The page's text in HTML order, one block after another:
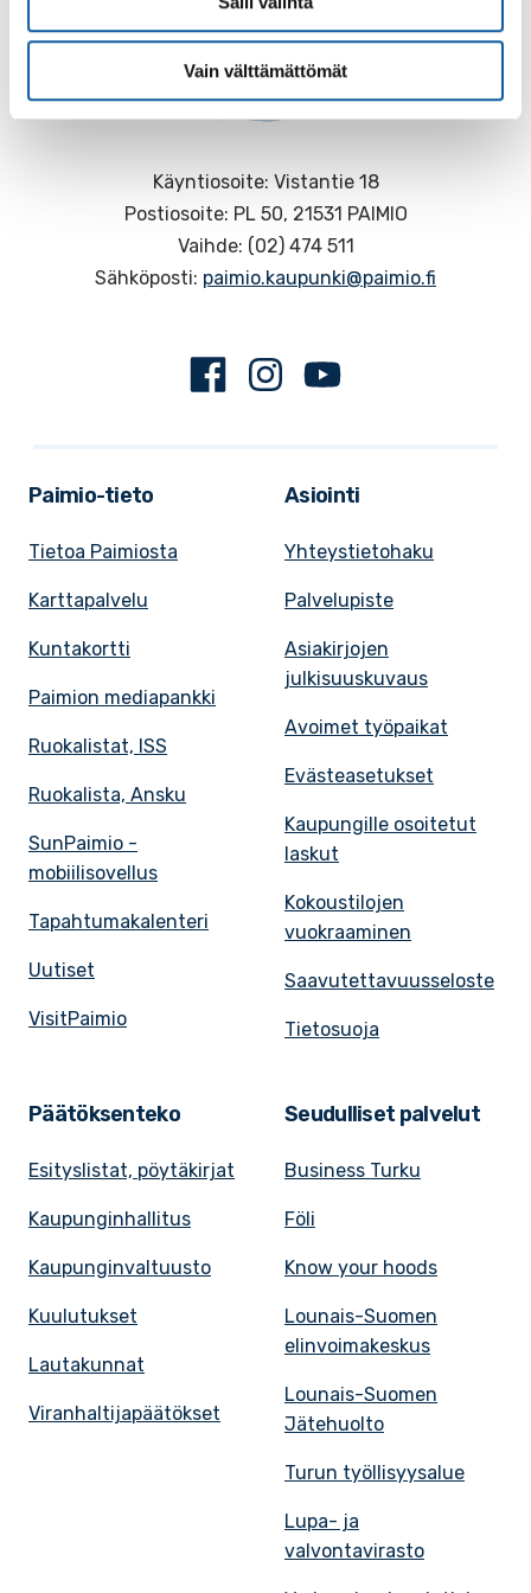
Vain välttämättömät
Käyntiosoite: Vistantie 18
Postiosoite: PL 50, 21531 PAIMIO
Vaihde: (02) 474 511
Sähköposti: paimio.kaupunki@paimio.fi
FacebookInstagram
Paimio-tieto
Tietoa Paimiosta
Karttapalvelu
Kuntakortti
Paimion mediapankki
Ruokalistat, ISS
Ruokalista, Ansku
SunPaimio -
mobiilisovellus
Tapahtumakalenteri
Uutiset
VisitPaimio
Asiointi
Yhteystietohaku
Palvelupiste
Asiakirjojen
julkisuuskuvaus
Avoimet työpaikat
Evästeasetukset
Kaupungille osoitetut
laskut
Kokoustilojen
vuokraaminen
Saavutettavuusseloste
Tietosuoja
Päätöksenteko
Esityslistat, pöytäkirjat
Kaupunginhallitus
Kaupunginvaltuusto
Kuulutukset
Lautakunnat
Viranhaltijapäätökset
Seudulliset palvelut
Business Turku
Föli
Know your hoods
Lounais-Suomen
elinvoimakeskus
Lounais-Suomen
Jätehuolto
Turun työllisyysalue
Lupa- ja
valvontavirasto